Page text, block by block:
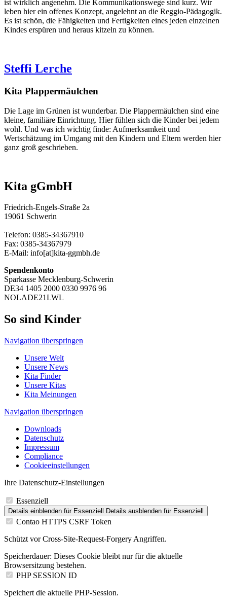
ist wirklich angenehm. Die Kommunikationswege sind kurz. Wir
leben hier ein offenes Konzept, angelehnt an die Reggio-Pädagogik.
Es ist schön, die Fähigkeiten und Fertigkeiten eines jeden einzelnen
Kindes erspüren und heraus kitzeln zu können.
Steffi Lerche
Kita Plappermäulchen
Die Lage im Grünen ist wunderbar. Die Plappermäulchen sind eine
kleine, familiäre Einrichtung. Hier fühlen sich die Kinder bei jedem
wohl. Und was ich wichtig finde: Aufmerksamkeit und
Wertschätzung im Umgang mit den Kindern und Eltern werden hier
ganz groß geschrieben.
Kita gGmbH
Friedrich-Engels-Straße 2a
19061 Schwerin
Telefon: 0385-34367910
Fax: 0385-34367979
E-Mail: info[at]kita-ggmbh.de
Spendenkonto
Sparkasse Mecklenburg-Schwerin
DE34 1405 2000 0330 9976 96
NOLADE21LWL
So sind Kinder
Navigation überspringen
Unsere Welt
Unsere News
Kita Finder
Unsere Kitas
Kita Meinungen
Navigation überspringen
Downloads
Datenschutz
Impressum
Compliance
Cookieeinstellungen
Ihre Datenschutz-Einstellungen
Essenziell
Details einblenden für Essenziell Details ausblenden für Essenziell
Contao HTTPS CSRF Token
Schützt vor Cross-Site-Request-Forgery Angriffen.
Speicherdauer: Dieses Cookie bleibt nur für die aktuelle
Browsersitzung bestehen.
PHP SESSION ID
Speichert die aktuelle PHP-Session.